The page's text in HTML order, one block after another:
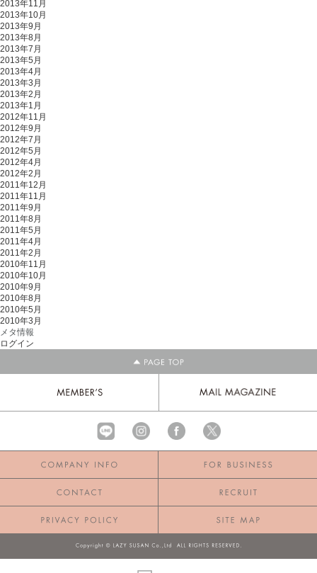
2013年11月
2013年10月
2013年9月
2013年8月
2013年7月
2013年5月
2013年4月
2013年3月
2013年2月
2013年1月
2012年11月
2012年9月
2012年7月
2012年5月
2012年4月
2012年2月
2011年12月
2011年11月
2011年9月
2011年8月
2011年5月
2011年4月
2011年2月
2010年11月
2010年10月
2010年9月
2010年8月
2010年5月
2010年3月
メタ情報
ログイン